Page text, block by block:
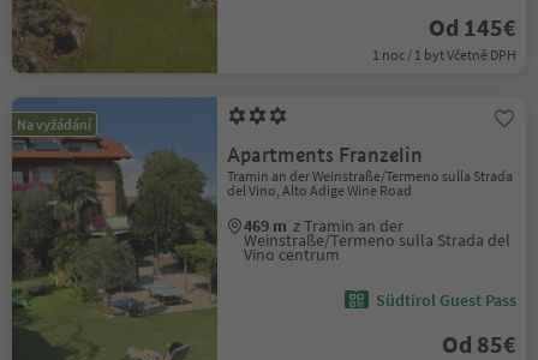
Od 145€
1 noc / 1 byt Včetně DPH
Na vyžádání
Apartments Franzelin
Tramin an der Weinstraße/Termeno sulla Strada
del Vino, Alto Adige Wine Road
469 m z Tramin an der
Weinstraße/Termeno sulla Strada del
Vino centrum
Südtirol Guest Pass
Od 85€